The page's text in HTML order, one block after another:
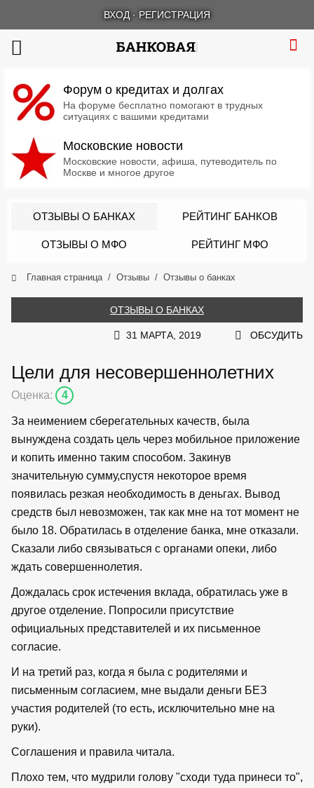
ВХОД · РЕГИСТРАЦИЯ
Форум о кредитах и долгах
На форуме бесплатно помогают в трудных
ситуациях с вашими кредитами
Московские новости
Московские новости, афиша, путеводитель по
Москве и многое другое
ОТЗЫВЫ О БАНКАХ РЕЙТИНГ БАНКОВ
ОТЗЫВЫ О МФО РЕЙТИНГ МФО
Главная страница Отзывы Отзывы о банках
ОТЗЫВЫ О БАНКАХ
31 МАРТА, 2019 ОБСУДИТЬ
Цели для несовершеннолетних
Оценка: 4
За неимением сберегательных качеств, была
вынуждена создать цель через мобильное приложение
и копить именно таким способом. Закинув
значительную сумму,спустя некоторое время
появилась резкая необходимость в деньгах. Вывод
средств был невозможен, так как мне на тот момент не
было 18. Обратилась в отделение банка, мне отказали.
Сказали либо связываться с органами опеки, либо
ждать совершеннолетия.
Дождалась срок истечения вклада, обратилась уже в
другое отделение. Попросили присутствие
официальных представителей и их письменное
согласие.
И на третий раз, когда я была с родителями и
письменным согласием, мне выдали деньги БЕЗ
участия родителей (то есть, исключительно мне на
руки).
Соглашения и правила читала.
Плохо тем, что мудрили голову "сходи туда принеси то",